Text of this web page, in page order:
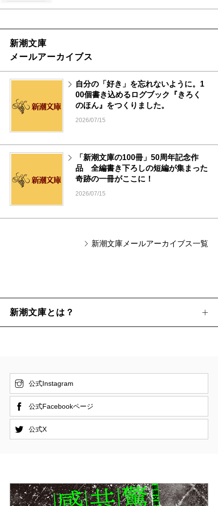
新潮文庫
メールアーカイブス
自分の「好き」を忘れないように。1
00個書き込めるログブック『きろく
のほん』をつくりました。
2026/07/15
「新潮文庫の100冊」50周年記念作
品 全編書き下ろしの短編が集まった
奇跡の一冊がここに！
2026/07/15
新潮文庫メールアーカイブス一覧
新潮文庫とは？
公式Instagram
公式Facebookページ
公式X